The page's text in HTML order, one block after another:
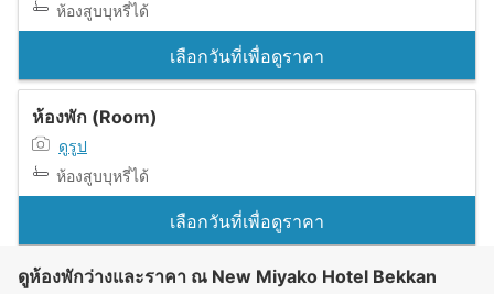
ห้องสูบบุหรี่ได้
เลือกวันที่เพื่อดูราคา
ห้องพัก (Room)
ดูรูป
ห้องสูบบุหรี่ได้
เลือกวันที่เพื่อดูราคา
ดูห้องพักว่างและราคา ณ New Miyako Hotel Bekkan